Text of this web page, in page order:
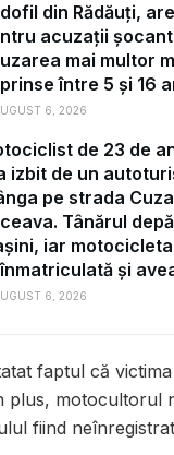
din Rădăuți,
acuzații
mai multor
între 5 și 16
6, 2026
de 23 de
izbit de un
pe strada
Tânărul
iar
și
6, 2026
faptul că
plus, motocultorul
fiind